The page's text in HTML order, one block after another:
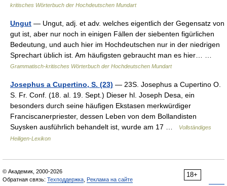
kritisches Wörterbuch der Hochdeutschen Mundart
Ungut — Ungut, adj. et adv. welches eigentlich der Gegensatz von
gut ist, aber nur noch in einigen Fällen der siebenten figürlichen
Bedeutung, und auch hier im Hochdeutschen nur in der niedrigen
Sprechart üblich ist. Am häufigsten gebraucht man es hier… …
Grammatisch-kritisches Wörterbuch der Hochdeutschen Mundart
Josephus a Cupertino, S. (23) — 23S. Josephus a Cupertino O.
S. Fr. Conf. (18. al. 19. Sept.) Dieser hl. Joseph Desa, ein
besonders durch seine häufigen Ekstasen merkwürdiger
Franciscanerpriester, dessen Leben von dem Bollandisten
Suysken ausführlich behandelt ist, wurde am 17 …
Vollständiges
Heiligen-Lexikon
18+
© Академик, 2000-2026
Обратная связь: Техподдержка Реклама на сайте